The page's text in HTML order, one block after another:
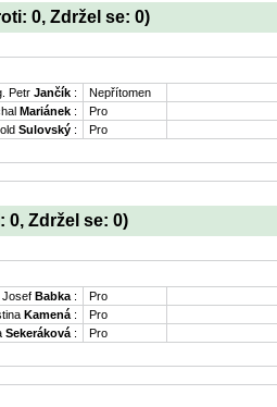
0, Zdržel se: 0)
Petr Jančík :
Nepřítomen
Mariánek :
Pro
Sulovský : Pro
0, Zdržel se: 0)
Josef Babka :
Pro
Kamená :
Pro
Sekeráková : Pro